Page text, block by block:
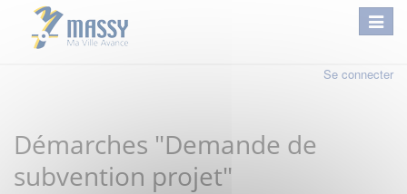
Se connecter
Démarches "Demande de
subvention projet"